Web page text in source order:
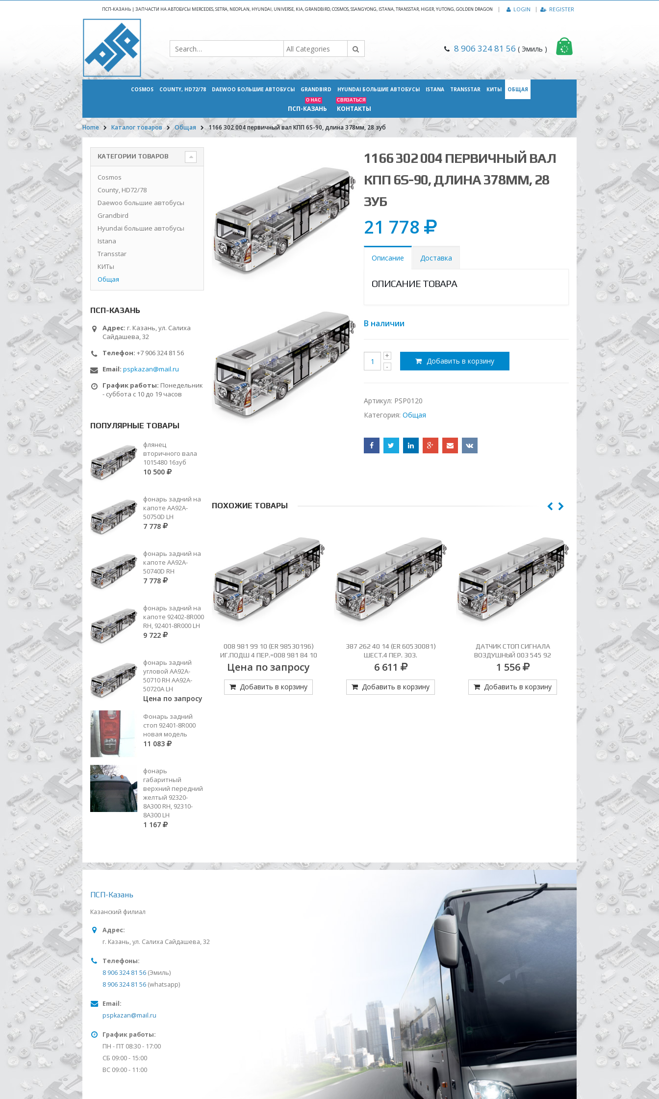
ПСП-КАЗАНЬ | ЗАПЧАСТИ НА АВТОБУСЫ MERCEDES, SETRA, NEOPLAN, HYUNDAI, UNIVERSE, KIA, GRANDBIRD, COSMOS, SSANGYONG, ISTANA, TRANSSTAR, HIGER, YUTONG, GOLDEN DRAGON | LOGIN REGISTER
8 906 324 81 56 ( Эмиль )
COSMOS COUNTY, HD72/78 DAEWOO БОЛЬШИЕ АВТОБУСЫ GRANDBIRD HYUNDAI БОЛЬШИЕ АВТОБУСЫ ISTANA TRANSSTAR КИТЫ ОБЩАЯ
ПСП-КАЗАНЬ
О НАС
КОНТАКТЫ
СВЯЗАТЬСЯ
Home Каталог товаров Общая 1166 302 004 первичный вал КПП 6S-90, длина 378мм, 28 зуб
1166 302 004 ПЕРВИЧНЫЙ ВАЛ
КПП 6S-90, ДЛИНА 378ММ, 28
ЗУБ
21 778
Описание Доставка
ОПИСАНИЕ ТОВАРА
В наличии
Добавить в корзину
Артикул: PSP0120
Категория: Общая
ПОХОЖИЕ ТОВАРЫ
000 545 54 09, FAE 25100 ДАТЧИК
1 274
Добавить в корзину
008 981 99 10 (ER 98530196)
ИГ.ПОДШ 4 ПЕР.=008 981 84 10
Цена по запросу
Добавить в корзину
387 262 40 14 (ER 60530081)
ШЕСТ.4 ПЕР. 30З.
6 611
Добавить в корзину
ДАТЧИК СТОП СИГНАЛА
ВОЗДУШНЫЙ 003 545 92
14=4.60652 М27Х1,0; 000 545 54 14
М24Х1,0
1 556
Добавить в корзину
ДАТЧИК СТОП
ВОЗДУШНЫЙ 0 344
778
Добавить в
КАТЕГОРИИ ТОВАРОВ
Cosmos
County, HD72/78
Daewoo большие автобусы
Grandbird
Hyundai большие автобусы
Istana
Transstar
КИТы
Общая
ПСП-КАЗАНЬ
Адрес: г. Казань, ул. Салиха
Сайдашева, 32
Телефон: +7 906 324 81 56
Email: pspkazan@mail.ru
График работы: Понедельник
- суббота с 10 до 19 часов
ПОПУЛЯРНЫЕ ТОВАРЫ
флянец
вторичного вала
1015480 16зуб
10 500
фонарь задний на
капоте AA92A-
50750D LH
7 778
фонарь задний на
капоте AA92A-
50740D RH
7 778
фонарь задний на
капоте 92402-8R000
RH, 92401-8R000 LH
9 722
фонарь задний
угловой AA92A-
50710 RH AA92A-
50720A LH
Цена по запросу
Фонарь задний
стоп 92401-8R000
новая модель
11 083
фонарь
габаритный
верхний передний
желтый 92320-
8A300 RH, 92310-
8А300 LH
1 167
ПСП-Казань
Казанский филиал
Адрес:
г. Казань, ул. Салиха Сайдашева, 32
Телефоны:
8 906 324 81 56 (Эмиль)
8 906 324 81 56 (whatsapp)
Email:
pspkazan@mail.ru
График работы:
ПН - ПТ 08:30 - 17:00
СБ 09:00 - 15:00
ВС 09:00 - 11:00